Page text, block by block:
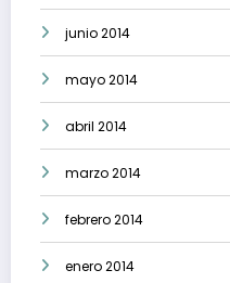
junio 2014
mayo 2014
abril 2014
marzo 2014
febrero 2014
enero 2014